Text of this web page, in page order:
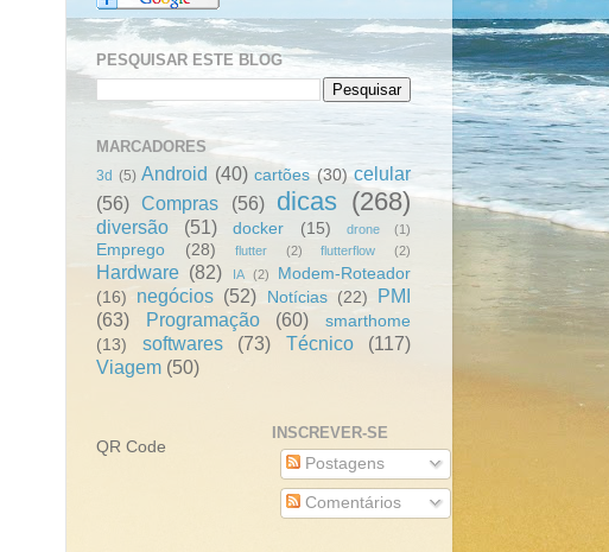
PESQUISAR ESTE BLOG
MARCADORES
3d (5) Android (40) cartões (30) celular
(56) Compras (56) dicas (268)
diversão (51) docker (15) drone (1)
Emprego (28) flutter (2) flutterflow (2)
Hardware (82) IA (2)
Modem-Roteador
(16)
negócios (52) Notícias (22)
PMI
(63)
Programação (60)
smarthome
(13)
softwares (73) Técnico
(117)
Viagem (50)
QR Code
INSCREVER-SE
Postagens
Comentários